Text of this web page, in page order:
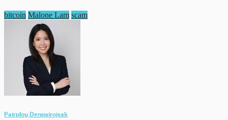
bitcoin Malone Lam scam
Pairploy Denpairojsak